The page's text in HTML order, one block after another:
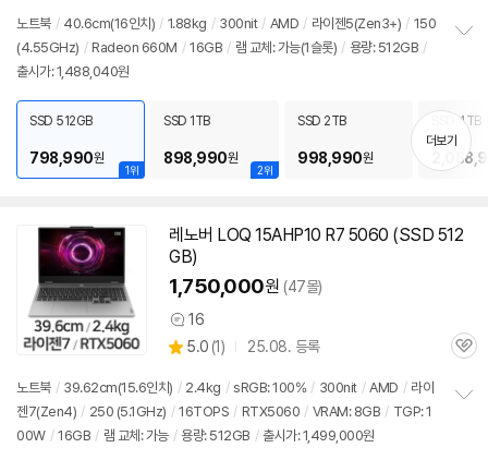
노트북 / 40.6cm(16인치) / 1.88kg / 300nit / AMD / 라이젠5(Zen3+) / 150
(4.55GHz) / Radeon 660M / 16GB / 램 교체: 가능(1슬롯) / 용량: 512GB /
출시가: 1,488,040원
치
기
1위
SSD 512GB
798,990원
2위
SSD 1TB
898,990원
SSD 2TB
998,990원
SSD 4TB
더보기
레노버 LOQ 15AHP10 R7 5060 (SSD 512
GB)
1,750,000원 (47몰)
상
품
견
16
별
점
5.0 (상
리
뷰
1) 25.08. 등록
관
노트북 / 39.62cm(15.6인치) / 2.4kg / sRGB: 100% / 300nit / AMD / 라이
젠7(Zen4) / 250 (5.1GHz) / 16TOPS / RTX5060 / VRAM: 8GB / TGP: 1
00W / 16GB / 램 교체: 가능 / 용량: 512GB / 출시가: 1,499,000원